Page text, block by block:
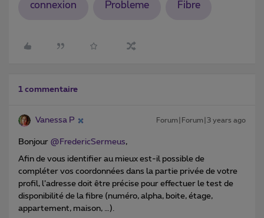
connexion Probleme Fibre
1 commentaire
Vanessa P Forum|Forum|3 years ago
Bonjour @FredericSermeus,
Afin de vous identifier au mieux est-il possible de
compléter vos coordonnées dans la partie privée de votre
profil, l’adresse doit être précise pour effectuer le test de
disponibilité de la fibre (numéro, alpha, boite, étage,
appartement, maison, …).